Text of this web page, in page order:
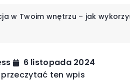
w Twoim wnętrzu – jak
6 listopada 2024
ten wpis